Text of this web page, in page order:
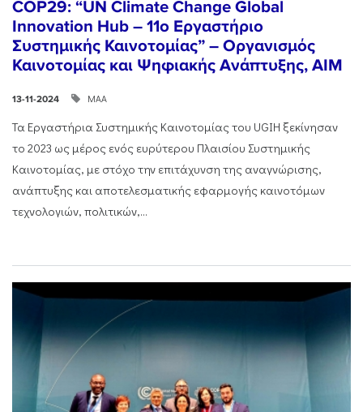
COP29: “UN Climate Change Global
Innovation Hub – 11ο Εργαστήριο
Συστημικής Καινοτομίας” – Οργανισμός
Καινοτομίας και Ψηφιακής Ανάπτυξης, AIM
13-11-2024 ΜΑΑ
Τα Εργαστήρια Συστημικής Καινοτομίας του UGIH ξεκίνησαν
το 2023 ως μέρος ενός ευρύτερου Πλαισίου Συστημικής
Καινοτομίας, με στόχο την επιτάχυνση της αναγνώρισης,
ανάπτυξης και αποτελεσματικής εφαρμογής καινοτόμων
τεχνολογιών, πολιτικών,...